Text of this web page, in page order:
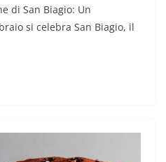
di San Biagio: Un
si celebra San Biagio, il